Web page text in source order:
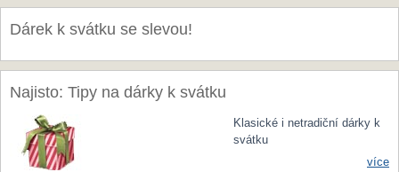
Dárek k svátku se slevou!
Najisto: Tipy na dárky k svátku
Klasické i netradiční dárky k
svátku
více